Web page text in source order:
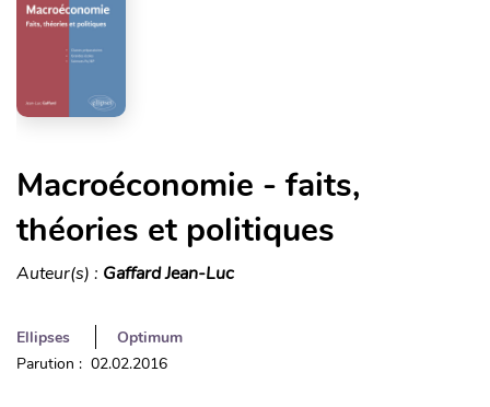
Macroéconomie - faits,
théories et politiques
Auteur(s) : Gaffard Jean-Luc
Ellipses
Optimum
Parution : 02.02.2016